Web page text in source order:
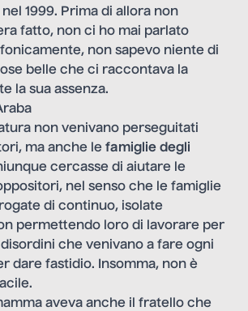
1999. Prima di allora non
fatto, non ci ho mai parlato
non sapevo niente di
belle che ci raccontava la
la sua assenza.
non venivano perseguitati
ma anche le famiglie degli
cercasse di aiutare le
nel senso che le famiglie
di continuo, isolate
permettendo loro di lavorare per
che venivano a fare ogni
dare fastidio. Insomma, non è
aveva anche il fratello che